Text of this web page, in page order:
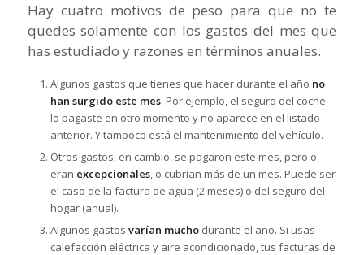
Hay cuatro motivos de peso para que no te
quedes solamente con los gastos del mes que
has estudiado y razones en términos anuales.
Algunos gastos que tienes que hacer durante el año no
han surgido este mes. Por ejemplo, el seguro del coche
lo pagaste en otro momento y no aparece en el listado
anterior. Y tampoco está el mantenimiento del vehículo.
Otros gastos, en cambio, se pagaron este mes, pero o
eran excepcionales, o cubrían más de un mes. Puede ser
el caso de la factura de agua (2 meses) o del seguro del
hogar (anual).
Algunos gastos varían muchodurante el año. Si usas
calefacción eléctrica y aire acondicionado, tus facturas de